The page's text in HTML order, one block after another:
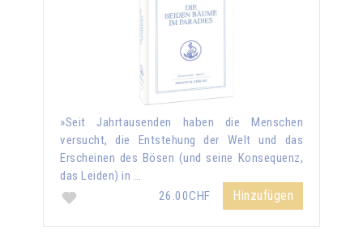
»Seit Jahrtausenden haben die Menschen
versucht, die Entstehung der Welt und das
Erscheinen des Bösen (und seine Konsequenz,
das Leiden) in …
26.00CHF
Hinzufügen